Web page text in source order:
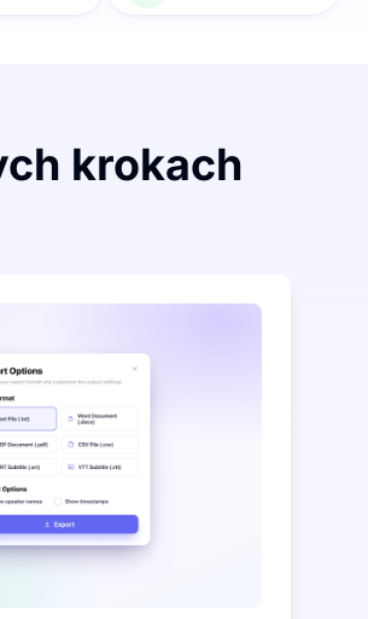
krokach